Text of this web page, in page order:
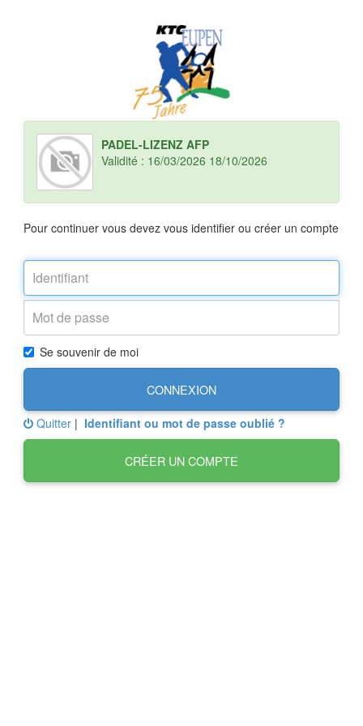
PADEL-LIZENZ AFP
Validité : 16/03/2026 18/10/2026
Pour continuer vous devez vous identifier ou créer un compte
Se souvenir de moi
CONNEXION
Quitter | Identifiant ou mot de passe oublié ?
CRÉER UN COMPTE